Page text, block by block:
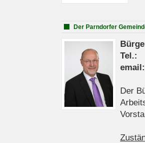
Der Parndorfer
Der